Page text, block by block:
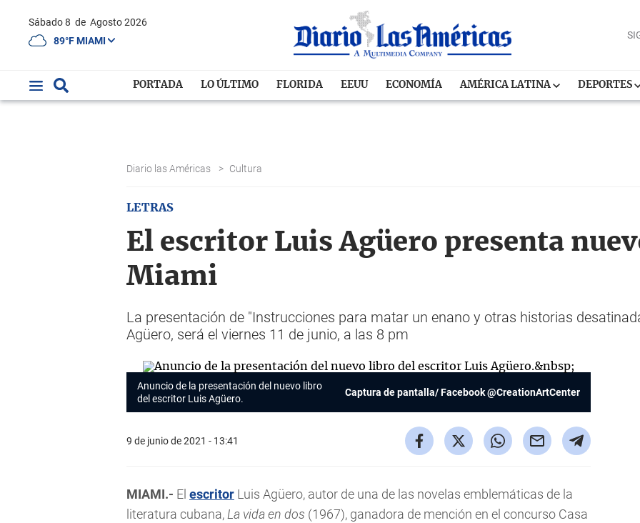
Sábado 8 de Agosto 2026
89°F MIAMI
PORTADA LO ÚLTIMO FLORIDA EEUU ECONOMÍA AMÉRICA LATINA DEPORTES
Diario las Américas > Cultura
LETRAS
El escritor Luis Agüero presenta
Miami
La presentación de "Instrucciones para matar un enano y otras historias
Agüero, será el viernes 11 de junio, a las 8 pm
Anuncio de la presentación del nuevo libro
del escritor Luis Agüero.
Captura de pantalla/ Facebook @CreationArtCenter
9 de junio de 2021 - 13:41
MIAMI.- El escritor Luis Agüero, autor de una de las novelas emblemáticas de la
literatura cubana, La vida en dos (1967), ganadora de mención en el concurso Casa